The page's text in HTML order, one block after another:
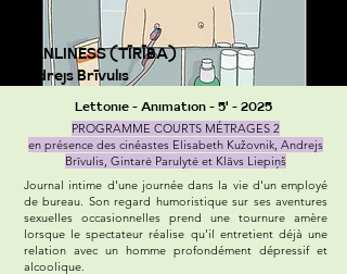
CLEANLINESS (TĪRĪBA)
d'Andrejs Brīvulis
Lettonie - Animation - 5' - 2025
PROGRAMME COURTS MÉTRAGES 2
en présence des cinéastes Elisabeth Kužovnik, Andrejs
Brīvulis, Gintarė Parulytė et Klāvs Liepiņš
Journal intime d'une journée dans la vie d'un employé
de bureau. Son regard humoristique sur ses aventures
sexuelles occasionnelles prend une tournure amère
lorsque le spectateur réalise qu'il entretient déjà une
relation avec un homme profondément dépressif et
alcoolique.